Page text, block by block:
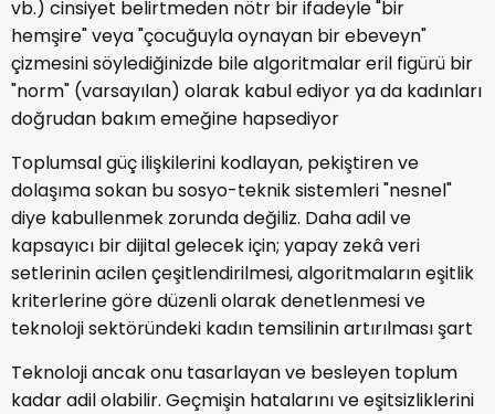
vb.) cinsiyet belirtmeden nötr bir ifadeyle "bir
hemşire" veya "çocuğuyla oynayan bir ebeveyn"
çizmesini söylediğinizde bile algoritmalar eril figürü bir
"norm" (varsayılan) olarak kabul ediyor ya da kadınları
doğrudan bakım emeğine hapsediyor
Toplumsal güç ilişkilerini kodlayan, pekiştiren ve
dolaşıma sokan bu sosyo-teknik sistemleri "nesnel"
diye kabullenmek zorunda değiliz. Daha adil ve
kapsayıcı bir dijital gelecek için; yapay zekâ veri
setlerinin acilen çeşitlendirilmesi, algoritmaların eşitlik
kriterlerine göre düzenli olarak denetlenmesi ve
teknoloji sektöründeki kadın temsilinin artırılması şart
Teknoloji ancak onu tasarlayan ve besleyen toplum
kadar adil olabilir. Geçmişin hatalarını ve eşitsizliklerini